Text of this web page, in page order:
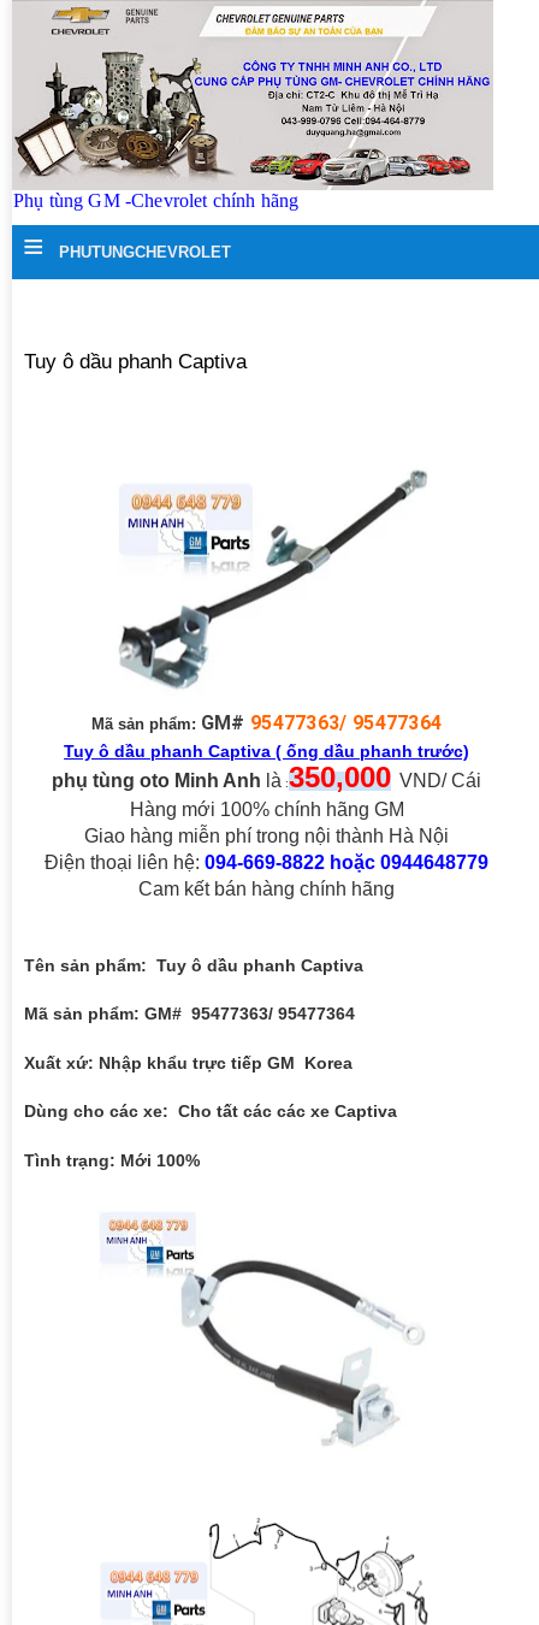
Phụ tùng GM -Chevrolet chính hãng
≡ PHUTUNGCHEVROLET
Tuy ô dầu phanh Captiva
Mã sản phẩm: GM# 95477363/ 95477364
Tuy ô dầu phanh Captiva ( ống dầu phanh trước)
phụ tùng oto Minh Anh là :350,000 VND/ Cái
Hàng mới 100% chính hãng GM
Giao hàng miễn phí trong nội thành Hà Nội
Điện thoại liên hệ:094-669-8822 hoặc 0944648779
Cam kết bán hàng chính hãng
Tên sản phẩm: Tuy ô dầu phanh Captiva
Mã sản phẩm: GM# 95477363/ 95477364
Xuất xứ: Nhập khẩu trực tiếp GM Korea
Dùng cho các xe: Cho tất các các xe Captiva
Tình trạng: Mới 100%